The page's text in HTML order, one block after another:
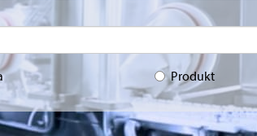
Produkt